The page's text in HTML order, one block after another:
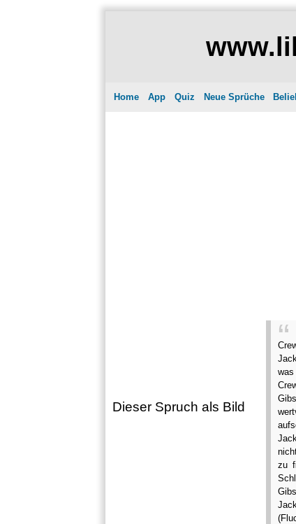
Home App Quiz Neue Sprüche
Dieser Spruch als Bild
was
zu